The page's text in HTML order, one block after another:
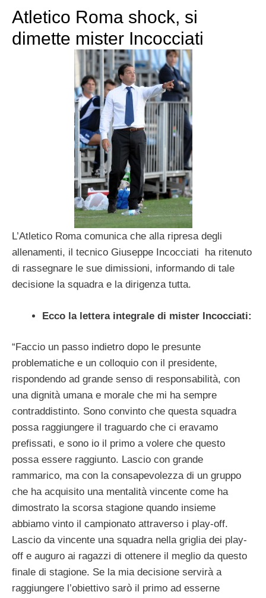
Atletico Roma shock, si
dimette mister Incocciati
L’Atletico Roma comunica che alla ripresa degli
allenamenti, il tecnico Giuseppe Incocciati ha ritenuto
di rassegnare le sue dimissioni, informando di tale
decisione la squadra e la dirigenza tutta.
Ecco la lettera integrale di mister Incocciati:
“Faccio un passo indietro dopo le presunte
problematiche e un colloquio con il presidente,
rispondendo ad grande senso di responsabilità, con
una dignità umana e morale che mi ha sempre
contraddistinto. Sono convinto che questa squadra
possa raggiungere il traguardo che ci eravamo
prefissati, e sono io il primo a volere che questo
possa essere raggiunto. Lascio con grande
rammarico, ma con la consapevolezza di un gruppo
che ha acquisito una mentalità vincente come ha
dimostrato la scorsa stagione quando insieme
abbiamo vinto il campionato attraverso i play-off.
Lascio da vincente una squadra nella griglia dei play-
off e auguro ai ragazzi di ottenere il meglio da questo
finale di stagione. Se la mia decisione servirà a
raggiungere l’obiettivo sarò il primo ad esserne